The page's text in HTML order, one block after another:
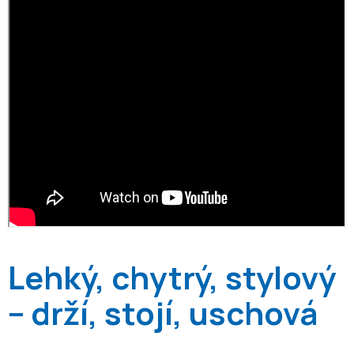
Lehký, chytrý, stylový
– drží, stojí, uschová